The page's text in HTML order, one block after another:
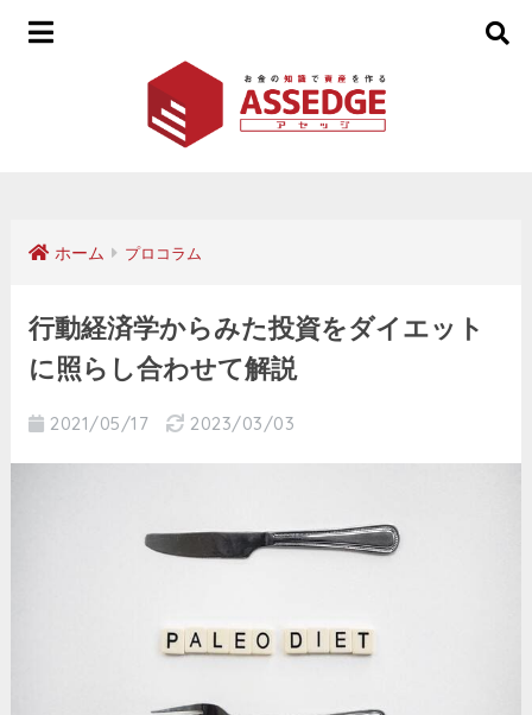
ホーム プロコラム
行動経済学からみた投資をダイエット
に照らし合わせて解説
2021/05/17 2023/03/03